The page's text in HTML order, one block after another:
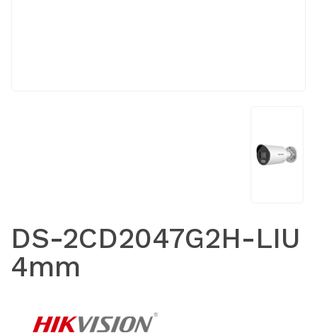
DS-2CD2047G2H-LIU
4mm